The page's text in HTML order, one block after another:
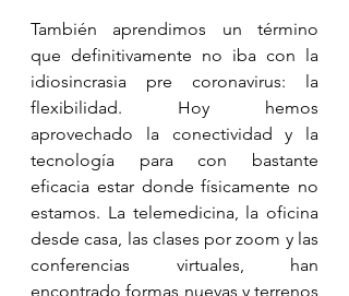
También aprendimos un término
que definitivamente no iba con la
idiosincrasia pre coronavirus: la
flexibilidad. Hoy hemos
aprovechado la conectividad y la
tecnología para con bastante
eficacia estar donde físicamente no
estamos. La telemedicina, la oficina
desde casa, las clases por zoom y las
conferencias virtuales, han
encontrado formas nuevas y terrenos